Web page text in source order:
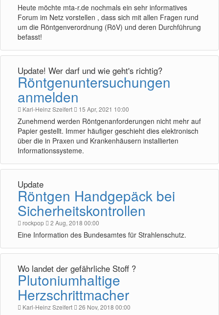
Heute möchte mta-r.de nochmals ein sehr informatives
Forum im Netz vorstellen , dass sich mit allen Fragen rund
um die Röntgenverordnung (RöV) und deren Durchführung
befasst!
Update! Wer darf und wie geht's richtig?
Röntgenuntersuchungen
anmelden
Karl-Heinz Szeifert 15 Apr, 2021 10:00
Zunehmend werden Röntgenanforderungen nicht mehr auf
Papier gestellt. Immer häufiger geschieht dies elektronisch
über die in Praxen und Krankenhäusern installierten
Informationssysteme.
Update
Röntgen Handgepäck bei
Sicherheitskontrollen
rockpop 2 Aug, 2018 00:00
Eine Information des Bundesamtes für Strahlenschutz.
Wo landet der gefährliche Stoff ?
Plutoniumhaltige
Herzschrittmacher
Karl-Heinz Szeifert 26 Nov, 2018 00:00